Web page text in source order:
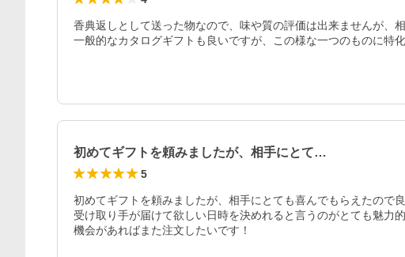
香典返しとして送った物なので、味や質の評価は出来ませんが、
一般的なカタログギフトも良いですが、この様な一つのものに特
初めてギフトを頼みましたが、相手にとて…
5
初めてギフトを頼みましたが、相手にとても喜んでもらえたので
受け取り手が届けて欲しい日時を決めれると言うのがとても魅力的
機会があればまた注文したいです！